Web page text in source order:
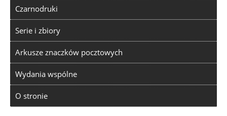
Czarnodruki
Serie i zbiory
Arkusze znaczków pocztowych
Wydania wspólne
O stronie